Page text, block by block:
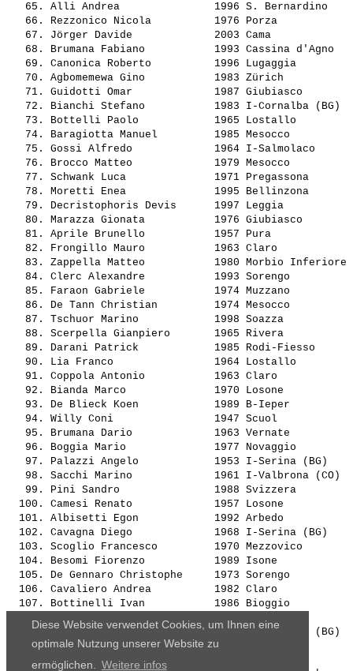
Diese Website verwendet Cookies, um Ihnen eine
optimale Nutzung unserer Website zu
ermöglichen.
Weitere infos
   65.
Alli Andrea
1996 S.
   66.
Rezzonico Nicola
1976 Porza
   67.
Jörger Davide
2003 Cama
   68.
Brumana Fabiano
1993 Cassina
   69.
Canonica Roberto
1996 Lugaggia
   70.
Agbomemewa Gino
1983 Zürich
   71.
Guidotti Omar
1987 Giubiasco
   72.
Bianchi Stefano
1983 I-Cornalba
   73.
Bottelli Paolo
1965 Lostallo
   74.
Baragiotta Manuel
1985 Mesocco
   75.
Gossi Alfredo
1964 I-Salmolaco
   76.
Brocco Matteo
1979 Mesocco
   77.
Schwank Luca
1971 Pregassona
   78.
Moretti Enea
1995 Bellinzona
   79.
Decristophoris Devis
1997 Leggia
   80.
Marazza Gionata
1976 Giubiasco
   81.
Aprile Brunello
1957 Pura
   82.
Frongillo Mauro
1963 Claro
   83.
Zappella Matteo
1980 Morbio
   84.
Clerc Alexandre
1993 Sorengo
   85.
Faraon Gabriele
1974 Muzzano
   86.
De Tann Christian
1974 Mesocco
   87.
Tschuor Marino
1998 Soazza
   88.
Scerpella Gianpiero
1965 Rivera
   89.
Darani Patrick
1985 Rodi-
   90.
Lia Franco
1964 Lostallo
   91.
Coppola Antonio
1963 Claro
   92.
Bianda Marco
1970 Losone
   93.
De Blieck Koen
1989 B-Ieper
   94.
Willy Coni
1947 Scuol
   95.
Brumana Dario
1963 Vernate
   96.
Boggia Mario
1977 Novaggio
   97.
Palazzi Angelo
1953 I-Serina
   98.
Sacchi Marino
1961 I-Valbrona
   99.
Pini Sandro
1988 Svizzera
  100.
Camesi Renato
1957 Losone
  101.
Albisetti Egon
1992 Arbedo
  102.
Cavagna Diego
1968 I-Serina
  103.
Scoglio Francesco
1970 Mezzovico
  104.
Besomi Fiorenzo
1989 Isone
  105.
De Gennaro Christophe
1973 Sorengo
  106.
Cavaliero Andrea
1982 Claro
  107.
Bottinelli Ivan
1986 Bioggio
  108.
Brumana Alessio
1992 Vernate
  109.
Vistalli Ermando